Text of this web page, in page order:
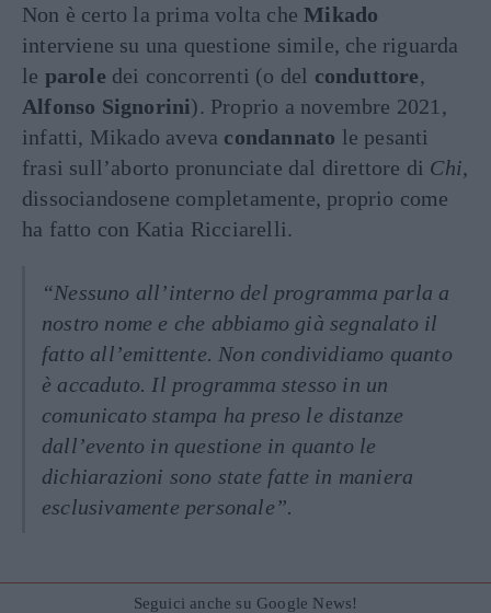
Non è certo la prima volta cheMikado
interviene su una questione simile, che riguarda
le parole dei concorrenti (o del conduttore,
Alfonso Signorini). Proprio a novembre 2021,
infatti, Mikado aveva condannato le pesanti
frasi sull’aborto pronunciate dal direttore di Chi,
dissociandosene completamente, proprio come
ha fatto con Katia Ricciarelli.
“Nessuno all’interno del programma parla a
nostro nome e che abbiamo già segnalato il
fatto all’emittente. Non condividiamo quanto
è accaduto. Il programma stesso in un
comunicato stampa ha preso le distanze
dall’evento in questione in quanto le
dichiarazioni sono state fatte in maniera
esclusivamente personale”.
Seguici anche su Google News!